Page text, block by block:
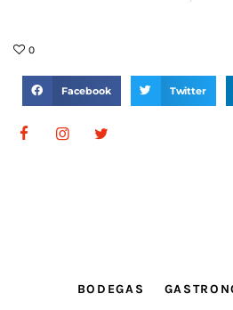
0
Facebook Twitter
BODEGAS